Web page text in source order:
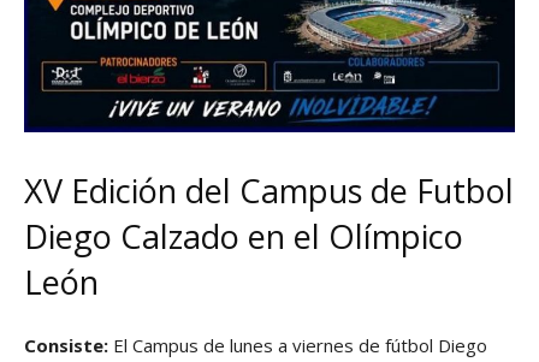
XV Edición del Campus de Futbol
Diego Calzado en el Olímpico
León
Consiste: El Campus de lunes a viernes de fútbol Diego